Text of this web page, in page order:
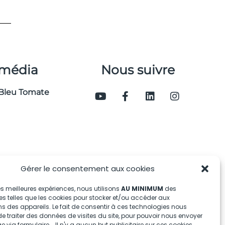
Gérer le consentement aux cookies
meilleures expériences, nous utilisons AU MINIMUM des
telles que les cookies pour stocker et/ou accéder aux
des appareils. Le fait de consentir à ces technologies nous
traiter des données de visites du site, pour pouvoir nous envoyer
Tomate
Nous suivre